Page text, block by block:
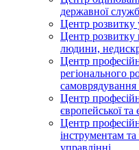
державної
Центр розвитку
Центр розвитку
людини,
Центр
регіонального
самоврядування
Центр
європейської та
Центр
інструментам
управлінні